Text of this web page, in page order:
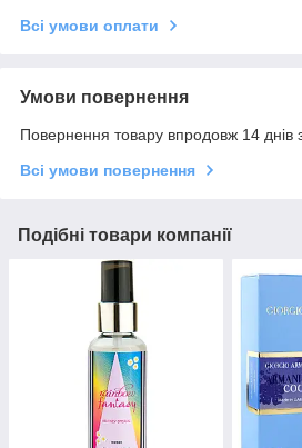
Всі умови оплати
Умови повернення
Повернення товару впродовж 14 днів
Всі умови повернення
Подібні товари компанії